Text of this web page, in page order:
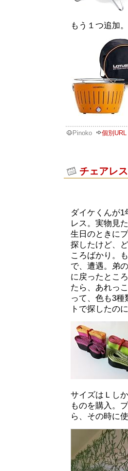
もう１つ追加
Pinoko 個別URL
チェアレ
ダイケくんが
レス。実物見
生日のときに
探したけど、
ころばかり。
で、遭遇。弟
に戻ったところ
たら、あれっ
って、色も3
トで探したの
サイズはＬし
ものを購入。
ら、その時に